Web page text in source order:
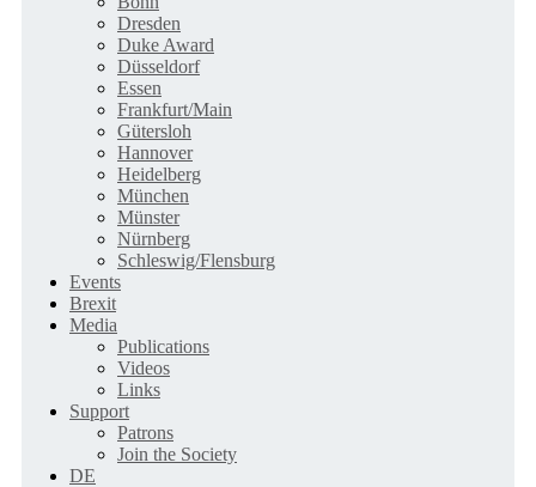
Dresden
Duke Award
Düsseldorf
Essen
Frankfurt/Main
Gütersloh
Hannover
Heidelberg
München
Münster
Nürnberg
Schleswig/Flensburg
Events
Brexit
Media
Publications
Videos
Links
Support
Patrons
Join the Society
DE